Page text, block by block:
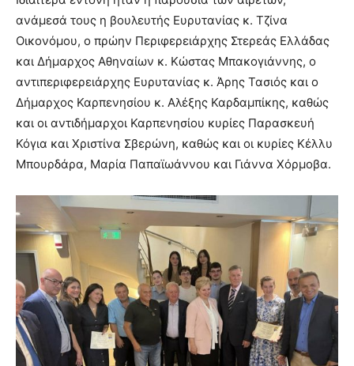
ανάμεσά τους η βουλευτής Ευρυτανίας κ. Τζίνα
Οικονόμου, ο πρώην Περιφερειάρχης Στερεάς Ελλάδας
και Δήμαρχος Αθηναίων κ. Κώστας Μπακογιάννης, ο
αντιπεριφερειάρχης Ευρυτανίας κ. Άρης Τασιός και ο
Δήμαρχος Καρπενησίου κ. Αλέξης Καρδαμπίκης, καθώς
και οι αντιδήμαρχοι Καρπενησίου κυρίες Παρασκευή
Κόγια και Χριστίνα Σβερώνη, καθώς και οι κυρίες Κέλλυ
Μπουρδάρα, Μαρία Παπαϊωάννου και Γιάννα Χόρμοβα.